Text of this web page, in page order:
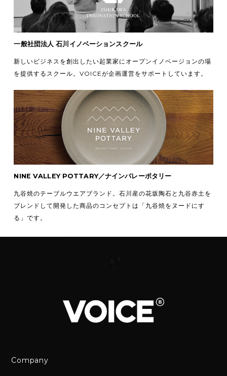
一般社団法人 石川イノベーションスクール
新しいビジネスを創出したい起業家にオープンイノベージョンの場
を提供するスクール。VOICEが企画運営をサポートしています。
NINE VALLEY POTTARY／ナインバレーポタリー
九谷焼のテーブルウエアブランド。石川産の花坂陶石と九谷赤土を
ブレンドして開発した商品のコンセプトは「九谷焼をヌードにす
る」です。
Company